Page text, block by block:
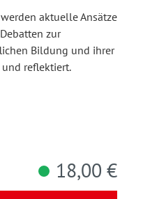
aktuelle Ansätze
zur
Bildung und ihrer
reflektiert.
18,00 €